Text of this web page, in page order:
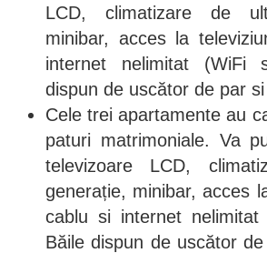
LCD, climatizare de
minibar, acces la
internet nelimitat (WiFi
dispun de uscător de par
Cele trei apartamente au
paturi matrimoniale. Va
televizoare LCD,
generație, minibar, acces
cablu si internet
Băile dispun de uscător